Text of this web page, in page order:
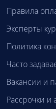
Правила
Эксперты
Политика
Часто
Вакансии и
Рассрочки и